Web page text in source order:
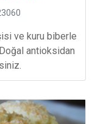
ve kuru biberle
antioksidan